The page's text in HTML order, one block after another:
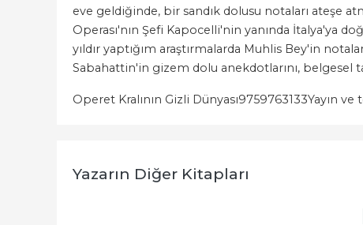
eve geldiğinde, bir sandık dolusu notaları ateşe
Operası'nın Şefi Kapocelli'nin yanında İtalya'ya
yıldır yaptığım araştırmalarda Muhlis Bey'in
Sabahattin'in gizem dolu anekdotlarını, belgesel
Operet Kralının Gizli Dünyası9759763133Yayın ve
Yazarın Diğer Kitapları